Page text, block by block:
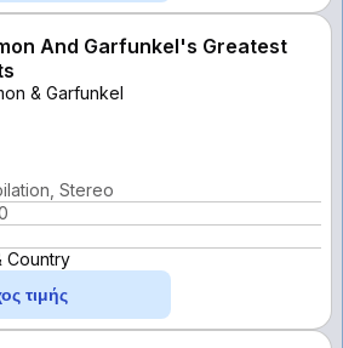
And Garfunkel's Greatest
& Garfunkel
Stereo
Country
τιμής